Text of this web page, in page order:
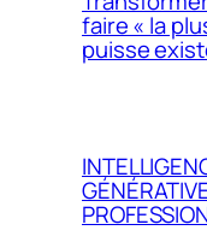
faire « la
puisse